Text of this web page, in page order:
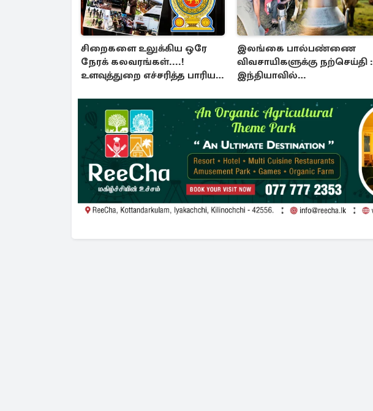
சிறைகளை உலுக்கிய ஒரே
நேரக் கலவரங்கள்....!
உளவுத்துறை எச்சரித்த பாரிய
இலங்கை பால்பண்ணை
விவசாயிகளுக்கு நற்செய்தி :
இந்தியாவில்